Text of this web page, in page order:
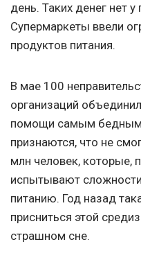
день. Таких денег нет у
Супермаркеты ввели
продуктов питания.
В мае 100
организаций
помощи самым бедным
признаются, что не
млн человек, которые,
испытывают
питанию. Год назад
присниться этой
страшном сне.